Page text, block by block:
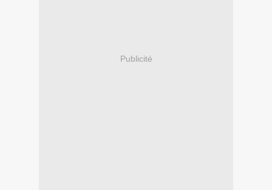
Publicité